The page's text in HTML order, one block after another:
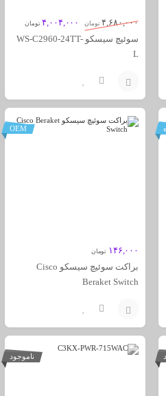
۴,۶۸۰,۰۰۰ تومان ۴,۰۰۴,۰۰۰ تومان
سوئیچ سیسکو WS-C2960-24TT-
L
به OEM
۱۴۶,۰۰۰ تومان
براکت سوئیچ سیسکو Cisco
Beraket Switch
به ناموجود